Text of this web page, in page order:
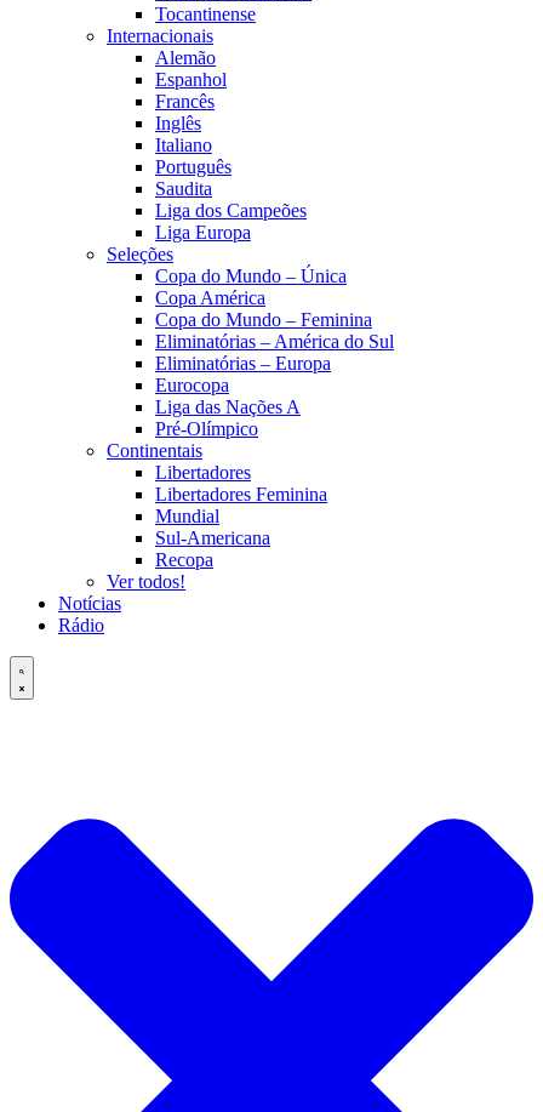
Tocantinense
Internacionais
Alemão
Espanhol
Francês
Inglês
Italiano
Português
Saudita
Liga dos Campeões
Liga Europa
Seleções
Copa do Mundo – Única
Copa América
Copa do Mundo – Feminina
Eliminatórias – América do Sul
Eliminatórias – Europa
Eurocopa
Liga das Nações A
Pré-Olímpico
Continentais
Libertadores
Libertadores Feminina
Mundial
Sul-Americana
Recopa
Ver todos!
Notícias
Rádio